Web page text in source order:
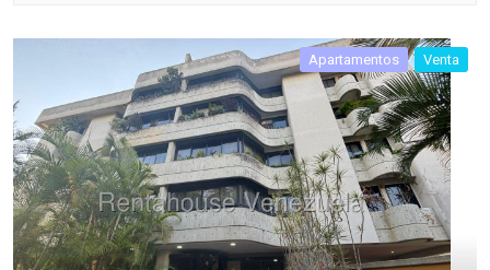
Apartamentos Venta